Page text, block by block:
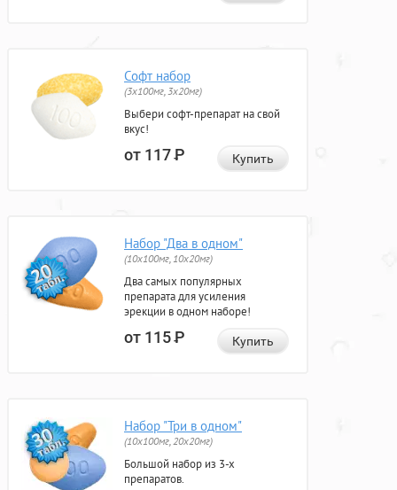
Софт набор
(3x100мг, 3x20мг)
Выбери софт-препарат на свой
вкус!
от 117Р Купить
Набор "Два в одном"
(10x100мг, 10x20мг)
Два самых популярных
препарата для усиления
эрекции в одном наборе!
от 115Р Купить
Набор "Три в одном"
(10x100мг, 20x20мг)
Большой набор из 3-х
препаратов.